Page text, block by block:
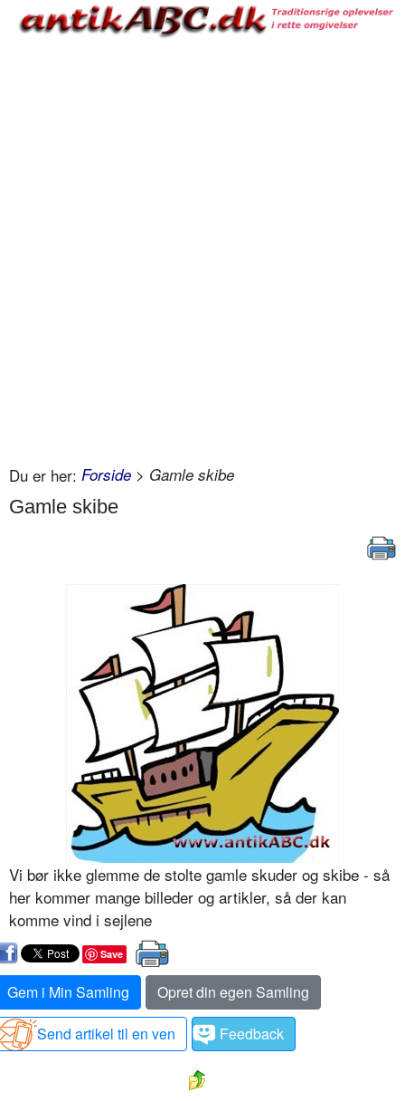
Du er her: Forside > Gamle skibe
Gamle skibe
Vi bør ikke glemme de stolte gamle skuder og skibe - så
her kommer mange billeder og artikler, så der kan
komme vind i sejlene
Save
Gem i Min Samling
Opret din egen Samling
Send artikel til en ven
Feedback